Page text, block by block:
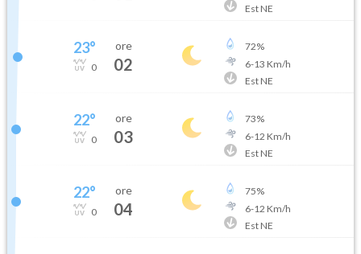
Est NE
23°
0
ore
02
72%
6-13 Km/h
Est NE
22°
0
ore
03
73%
6-12 Km/h
Est NE
22°
0
ore
04
75%
6-12 Km/h
Est NE